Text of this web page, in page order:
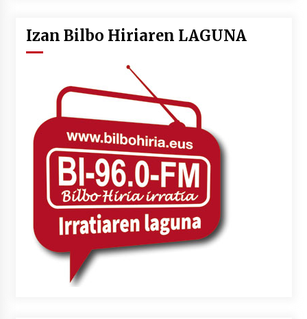
2026/07/07
Uribitarte40 aretoan
2026/07/03
SOINUGELA: Paul McCartney eta Ringo Starr-en
lan berriak
2026/07/03
MUSIBLA #297: Bide, Boards Of Canada, Somak,
Tiga, Twisted Teens, Underscores, Habia
2026/07/02
Izan Bilbo Hiriaren LAGUNA